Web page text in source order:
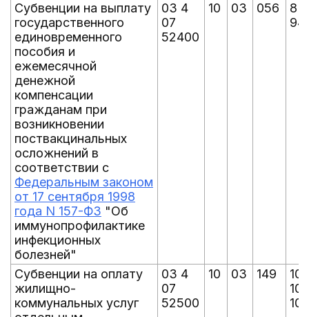
Субвенции на выплату
государственного
единовременного
пособия и
ежемесячной
денежной
компенсации
гражданам при
возникновении
поствакцинальных
осложнений в
соответствии с
Федеральным законом
от 17 сентября 1998
года N 157-ФЗ "Об
иммунопрофилактике
инфекционных
болезней"
03 4
07
52400
10 03 056
8
Субвенции на оплату
жилищно-
коммунальных услуг
03 4
07
52500
10 03 149
102
106